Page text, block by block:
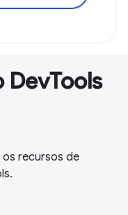
DevTools
recursos de